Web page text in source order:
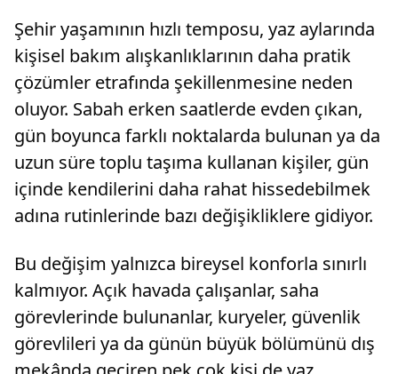
Şehir yaşamının hızlı temposu, yaz aylarında
kişisel bakım alışkanlıklarının daha pratik
çözümler etrafında şekillenmesine neden
oluyor. Sabah erken saatlerde evden çıkan,
gün boyunca farklı noktalarda bulunan ya da
uzun süre toplu taşıma kullanan kişiler, gün
içinde kendilerini daha rahat hissedebilmek
adına rutinlerinde bazı değişikliklere gidiyor.
Bu değişim yalnızca bireysel konforla sınırlı
kalmıyor. Açık havada çalışanlar, saha
görevlerinde bulunanlar, kuryeler, güvenlik
görevlileri ya da günün büyük bölümünü dış